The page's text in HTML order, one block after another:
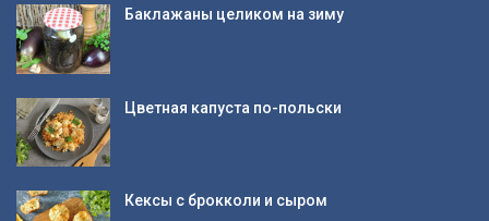
Баклажаны целиком на зиму
Цветная капуста по-польски
Кексы с брокколи и сыром